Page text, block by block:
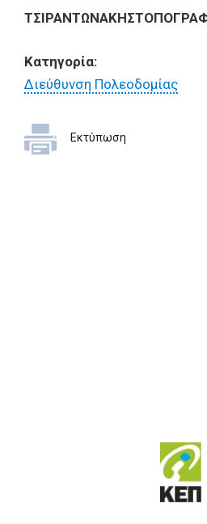
Κατηγορία:
Διεύθυνση Πολεοδομίας
Εκτύπωση